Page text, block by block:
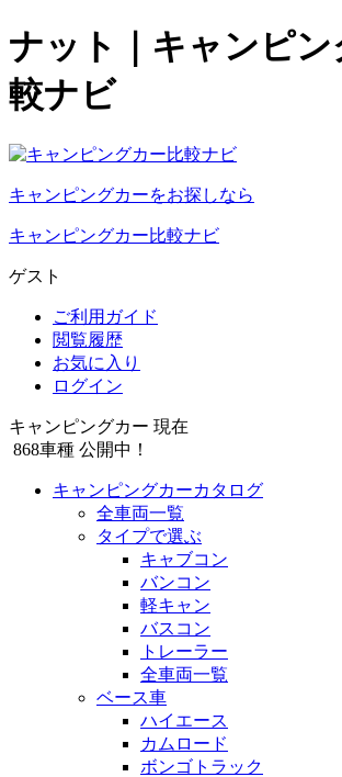
ナット｜キャンピン
較ナビ
キャンピングカーをお探しなら
キャンピングカー比較ナビ
ゲスト
ご利用ガイド
閲覧履歴
お気に入り
ログイン
キャンピングカー 現在
868車種 公開中！
キャンピングカーカタログ
全車両一覧
タイプで選ぶ
キャブコン
バンコン
軽キャン
バスコン
トレーラー
全車両一覧
ベース車
ハイエース
カムロード
ボンゴトラック